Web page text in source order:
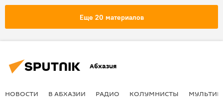
Еще 20 материалов
Абхазия
НОВОСТИ В АБХАЗИИ РАДИО КОЛУМНИСТЫ